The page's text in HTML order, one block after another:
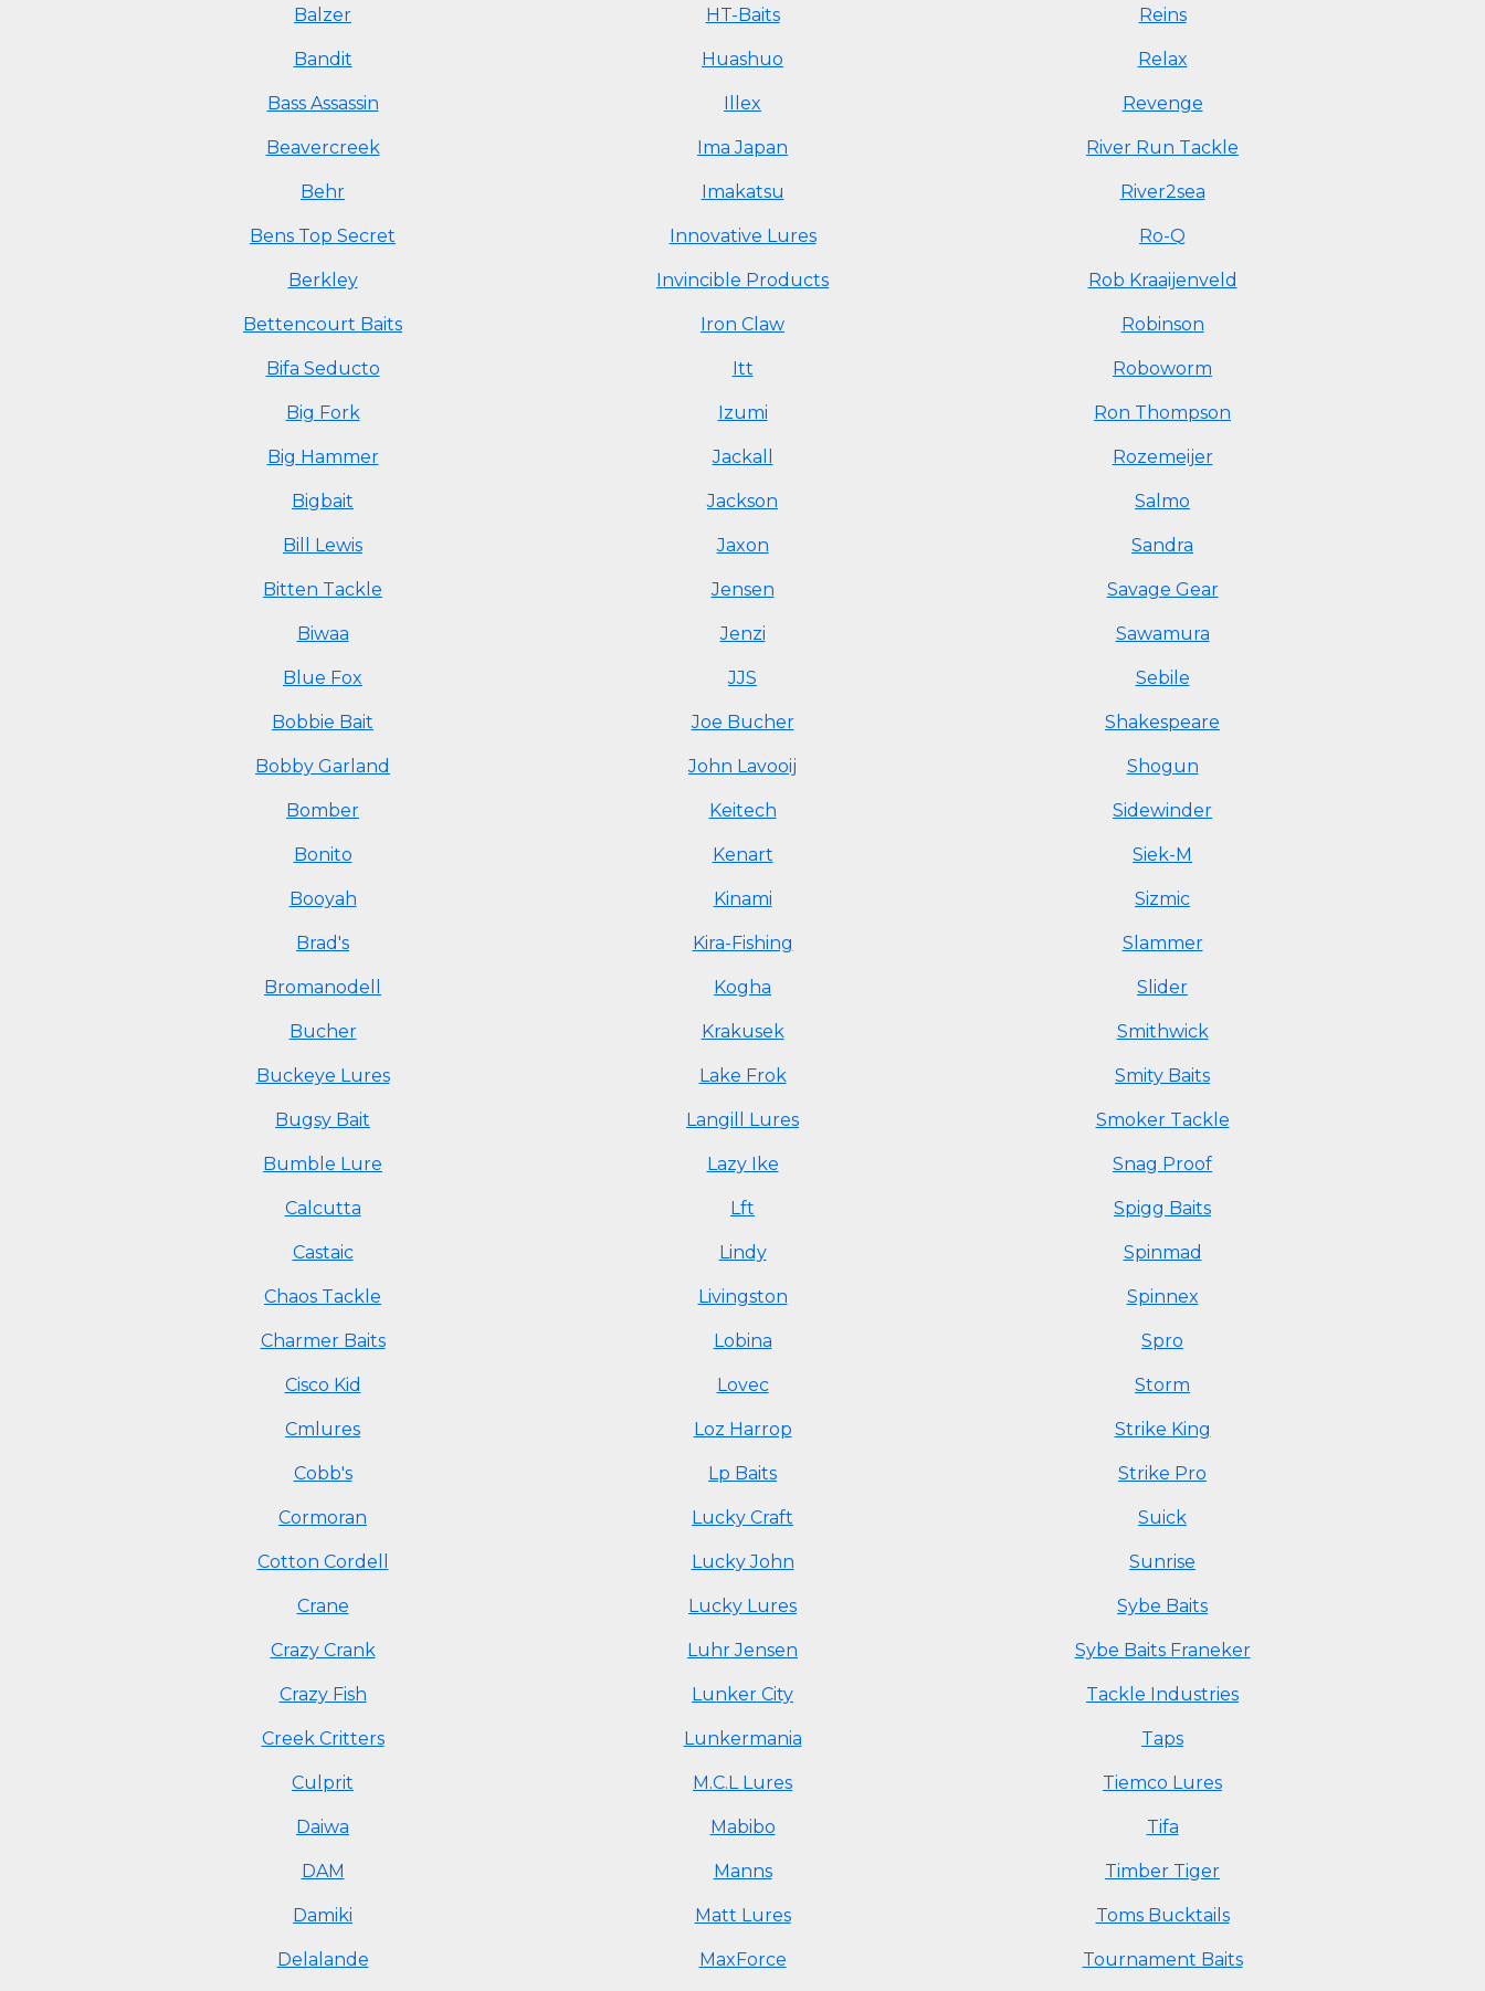
Balzer
Bandit
Bass Assassin
Beavercreek
Behr
Bens Top Secret
Berkley
Bettencourt Baits
Bifa Seducto
Big Fork
Big Hammer
Bigbait
Bill Lewis
Bitten Tackle
Biwaa
Blue Fox
Bobbie Bait
Bobby Garland
Bomber
Bonito
Booyah
Brad's
Bromanodell
Bucher
Buckeye Lures
Bugsy Bait
Bumble Lure
Calcutta
Castaic
Chaos Tackle
Charmer Baits
Cisco Kid
Cmlures
Cobb's
Cormoran
Cotton Cordell
Crane
Crazy Crank
Crazy Fish
Creek Critters
Culprit
Daiwa
DAM
Damiki
Delalande
HT-Baits
Huashuo
Illex
Ima Japan
Imakatsu
Innovative Lures
Invincible Products
Iron Claw
Itt
Izumi
Jackall
Jackson
Jaxon
Jensen
Jenzi
JJS
Joe Bucher
John Lavooij
Keitech
Kenart
Kinami
Kira-Fishing
Kogha
Krakusek
Lake Frok
Langill Lures
Lazy Ike
Lft
Lindy
Livingston
Lobina
Lovec
Loz Harrop
Lp Baits
Lucky Craft
Lucky John
Lucky Lures
Luhr Jensen
Lunker City
Lunkermania
M.C.L Lures
Mabibo
Manns
Matt Lures
MaxForce
Reins
Relax
Revenge
River Run Tackle
River2sea
Ro-Q
Rob Kraaijenveld
Robinson
Roboworm
Ron Thompson
Rozemeijer
Salmo
Sandra
Savage Gear
Sawamura
Sebile
Shakespeare
Shogun
Sidewinder
Siek-M
Sizmic
Slammer
Slider
Smithwick
Smity Baits
Smoker Tackle
Snag Proof
Spigg Baits
Spinmad
Spinnex
Spro
Storm
Strike King
Strike Pro
Suick
Sunrise
Sybe Baits
Sybe Baits Franeker
Tackle Industries
Taps
Tiemco Lures
Tifa
Timber Tiger
Toms Bucktails
Tournament Baits